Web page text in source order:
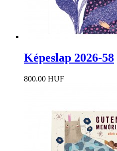
Képeslap 2026-58
800.00 HUF